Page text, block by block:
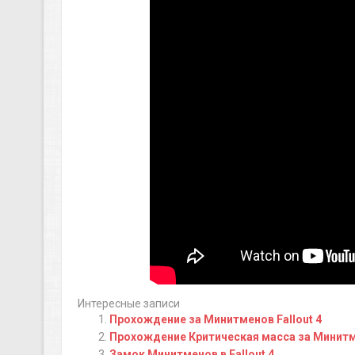
Интересные записи
Прохождение за Минитменов Fallout 4
Прохождение Критическая масса за